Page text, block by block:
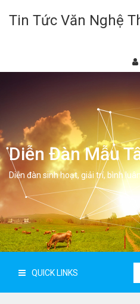
Tin Tức Văn Nghệ
Diễn Đàn Mẫu
Diễn đàn sinh hoạt, giải trí, bình
QUICK LINKS